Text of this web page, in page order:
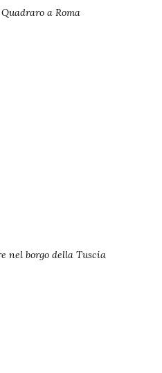
a Roma
nel borgo della Tuscia